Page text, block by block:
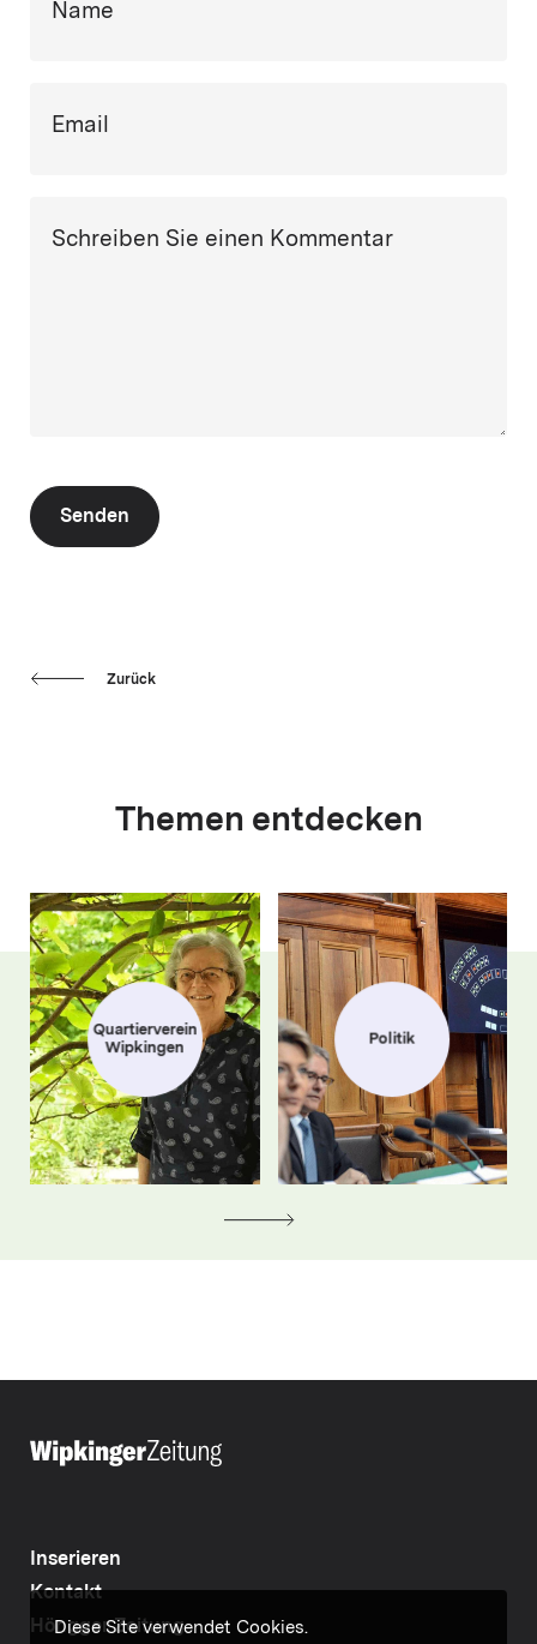
Name
Email
Schreiben Sie einen Kommentar
Senden
Zurück
Themen entdecken
Quartierverein
Wipkingen
Politik
Inserieren
Kontakt
Höngger Zeitung
Diese Site verwendet Cookies.